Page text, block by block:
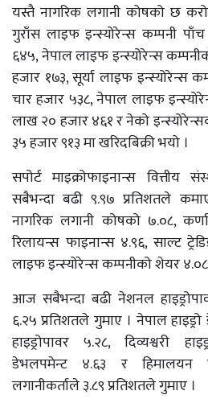
यस्तै नागरिक लगानी कोषको छ
गुराँस लाइफ इन्स्योरेन्स कम्पनी
६४५, नेपाल लाइफ इन्स्योरेन्स
हजार १७३, सूर्या लाइफ इन्स्योरेन्स
चार हजार ५३८, नेपाल लाइफ
लाख २० हजार ४६१ र नेको
३५ हजार ९१३ मा खरिदबिक्री भयो ।
सपोर्ट माइक्रोफाइनान्स
सबैभन्दा बढी ९.९७ प्रतिशतले
नागरिक लगानी कोषको ७.०८,
रिलायन्स फाइनान्स ४.९६, साल्ट
लाइफ इन्स्योरेन्स कम्पनीको शेयर
आज सबैभन्दा बढी नेशनल
६.२५ प्रतिशतले गुमाए । नेपाल
हाइड्रोपावर ५.२८, दिव्यश्वरी
डेभलपमेन्ट ४.६३ र हिमालयन
लगानीकर्ताले ३.८९ प्रतिशतले गुमाए ।